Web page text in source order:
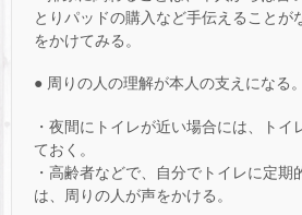
とりパッドの購入など手伝えることが
をかけてみる。
● 周りの人の理解が本人の支えになる。
・夜間にトイレが近い場合には、トイ
ておく。
・高齢者などで、自分でトイレに定期
は、周りの人が声をかける。